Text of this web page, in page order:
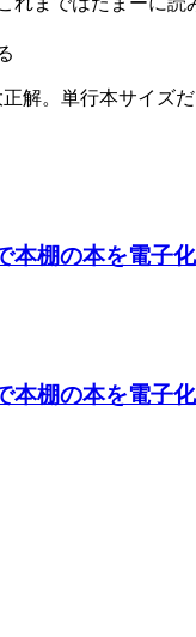
解。単行本サイズ
本棚の本を電子
本棚の本を電子